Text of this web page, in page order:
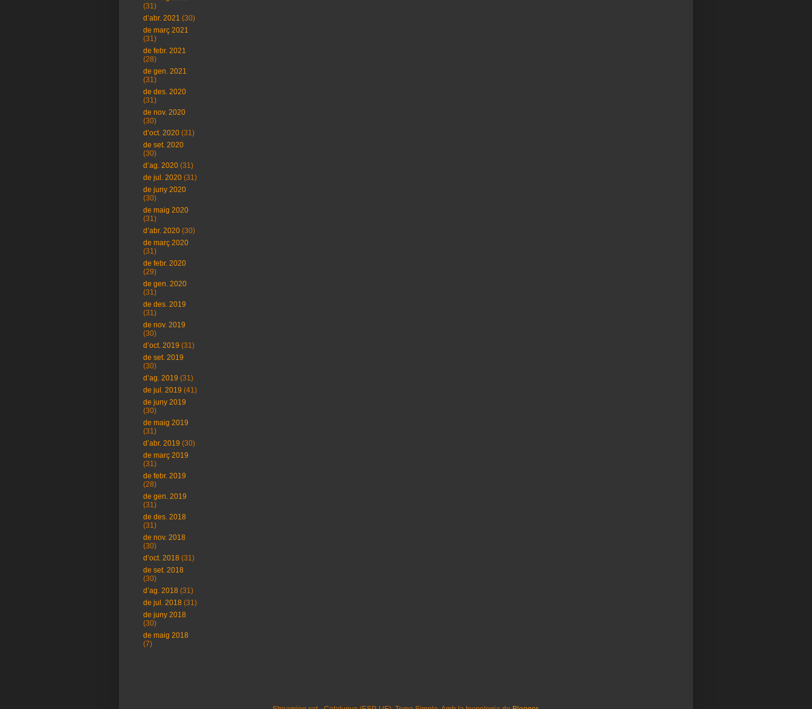
(31)
d’abr. 2021 (30)
de març 2021
(31)
de febr. 2021
(28)
de gen. 2021
(31)
de des. 2020
(31)
de nov. 2020
(30)
d’oct. 2020 (31)
de set. 2020
(30)
d’ag. 2020 (31)
de jul. 2020 (31)
de juny 2020
(30)
de maig 2020
(31)
d’abr. 2020 (30)
de març 2020
(31)
de febr. 2020
(29)
de gen. 2020
(31)
de des. 2019
(31)
de nov. 2019
(30)
d’oct. 2019 (31)
de set. 2019
(30)
d’ag. 2019 (31)
de jul. 2019 (41)
de juny 2019
(30)
de maig 2019
(31)
d’abr. 2019 (30)
de març 2019
(31)
de febr. 2019
(28)
de gen. 2019
(31)
de des. 2018
(31)
de nov. 2018
(30)
d’oct. 2018 (31)
de set. 2018
(30)
d’ag. 2018 (31)
de jul. 2018 (31)
de juny 2018
(30)
de maig 2018
(7)